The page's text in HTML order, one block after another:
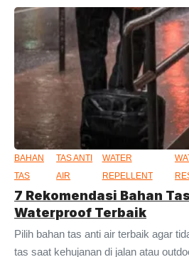
orang. Pasalnya, jenis tas ini sangat
memasukkan barang dalam jumlah
Selain itu, jenis barangnya pun
kebutuhan masing-masing orang.
untuk membawa laptop dan
membawa pakaian dan
produk ini juga ...
BAHAN
TAS
TAS ANTI
AIR
WATER
REPELLENT
7 Rekomendasi Bahan
Waterproof Terbaik
Pilih bahan tas anti air terbaik agar
tas saat kehujanan di jalan atau